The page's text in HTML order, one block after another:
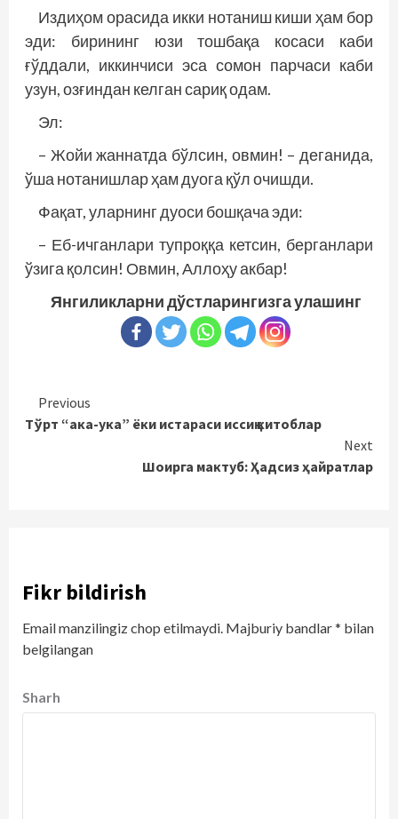
Издиҳом орасида икки нотаниш киши ҳам бор
эди: бирининг юзи тошбақа косаси каби
ғўддали, иккинчиси эса сомон парчаси каби
узун, озғиндан келган сариқ одам.
Эл:
– Жойи жаннатда бўлсин, овмин! – деганида,
ўша нотанишлар ҳам дуога қўл очишди.
Фақат, уларнинг дуоси бошқача эди:
– Еб-ичганлари тупроққа кетсин, берганлари
ўзига қолсин! Овмин, Аллоҳу акбар!
Янгиликларни дўстларингизга улашинг
Continue
Reading
Previous
Тўрт “ака-ука” ёки истараси иссиқ китоблар
Next
Шоирга мактуб: Ҳадсиз ҳайратлар
Fikr bildirish
Email manzilingiz chop etilmaydi. Majburiy bandlar* bilan
belgilangan
Sharh